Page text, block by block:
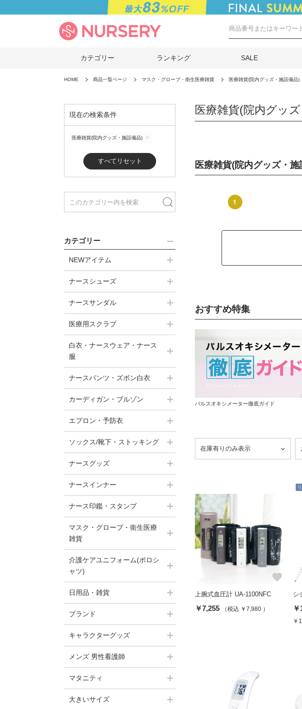
カテゴリー ランキング SALE
HOME 商品一覧ページ マスク・グローブ・衛生医療雑貨 医療雑貨(院内グッズ・施設備品)
現在の検索条件
医療雑貨(院内グッズ・施設備品)
すべてリセット
カテゴリー
NEWアイテム
ナースシューズ
ナースサンダル
医療用スクラブ
白衣・ナースウェア・ナース
服
ナースパンツ・ズボン白衣
カーディガン・ブルゾン
エプロン・予防衣
ソックス/靴下・ストッキング
ナースグッズ
ナースインナー
ナース印鑑・スタンプ
マスク・グローブ・衛生医療
雑貨
介護ケアユニフォーム(ポロシ
ャツ)
日用品・雑貨
ブランド
キャラクターグッズ
メンズ 男性看護師
マタニティ
大きいサイズ
医療雑貨(院内グッ
医療雑貨(院内グッズ・
おすすめ特集
パルスオキシメーター徹底ガイド
favorite
上腕式血圧計 UA-1100NFC
￥7,255 （税込 ￥7,980 ）
シ
￥